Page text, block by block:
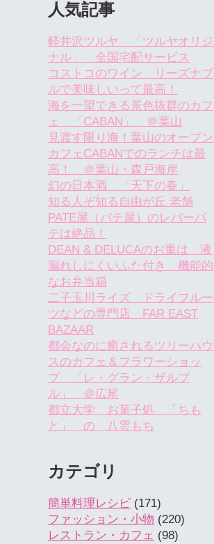
人気記事
軽井沢ツルヤ 「ツルヤオリジ
ナル」 全国宅配サービス
コストコのワイン リーズナブ
ルで美味しいって最高！
海を一望できる景色抜群のカフ
ェ 「CABAN」 ＠葉山
見渡す限り海！葉山のオープン
カフェCABANでのランチは最
高！ ＠葉山・森戸海岸
幻の日本酒 「天下の春」
知る人ぞ知る自由が丘 老舗
PATE屋（パテ屋）のレバーパ
テは絶品！
DEAN & DELUCAのお重は 液
漏れしにくいふた付き 機能的
なお弁当箱
二子玉川ライズ ドライフルー
ツなどの専門店 FAR EAST
BAZAAR
都会なのに癒されるツリーハウ
スのカフェ＆フラワーショッ
プ 「レ・グラン・ザルブ
ル」 ＠広尾
都立大学 お菓子処 「ちも
と」 の 八雲もち
カテゴリ
簡単料理レシピ (171)
ファッション・小物 (220)
レストラン・カフェ (98)